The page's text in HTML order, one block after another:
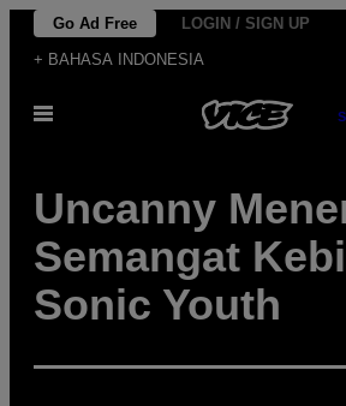
Skip
content
Go Ad Free
LOGIN / SIGN UP
+ BAHASA INDONESIA
Open
Uncanny
Semangat
Sonic Youth